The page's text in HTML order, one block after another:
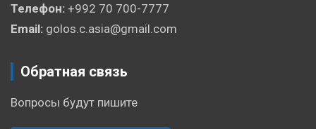
Телефон: +992 70 700-7777
Email: golos.c.asia@gmail.com
Обратная связь
Вопросы будут пишите